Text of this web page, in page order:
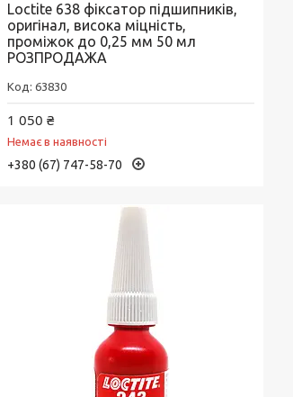
Loctite 638 фіксатор підшипників,
оригінал, висока міцність,
проміжок до 0,25 мм 50 мл
РОЗПРОДАЖА
63830
1 050 ₴
Немає в наявності
+380 (67) 747-58-70